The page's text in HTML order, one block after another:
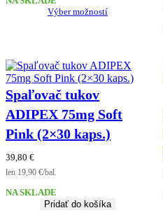
through
Výber možností
Spaľovač tukov
ADIPEX 75mg Soft
Pink (2×30 kaps.)
39,80 €
len 19,90 €/bal.
NA SKLADE
Pridať do košíka